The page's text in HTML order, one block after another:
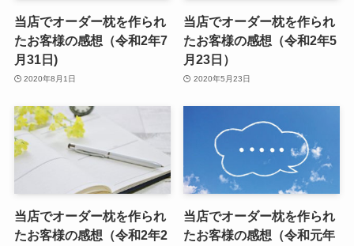
当店でオーダー枕を作られ
たお客様の感想（令和2年7
月31日)
2020年8月1日
当店でオーダー枕を作られ
たお客様の感想（令和2年5
月23日）
2020年5月23日
当店でオーダー枕を作られ
たお客様の感想（令和2年2
当店でオーダー枕を作られ
たお客様の感想（令和元年